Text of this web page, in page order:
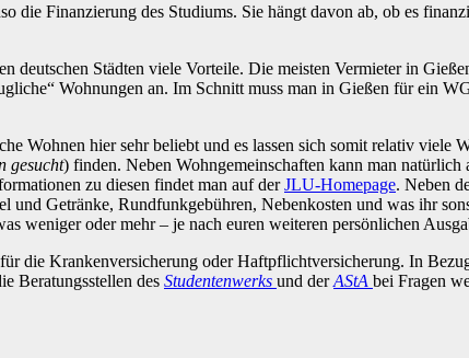
deutschen Städten viele Vorteile. Die meisten Vermieter in
Wohnungen an. Im Schnitt muss man in Gießen für ein
Wohnen hier sehr beliebt und es lassen sich somit relativ
gesucht) finden. Neben Wohngemeinschaften kann man
zu diesen findet man auf derJLU-Homepage. Neben
Getränke, Rundfunkgebühren, Nebenkosten und was ihr
weniger oder mehr – je nach euren weiteren persönlichen
die Krankenversicherung oder Haftpflichtversicherung. In
Beratungsstellen des Studentenwerks und derAStA bei Fragen